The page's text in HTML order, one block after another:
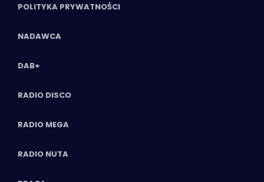
POLITYKA PRYWATNOŚCI
NADAWCA
DAB+
RADIO DISCO
RADIO MEGA
RADIO NUTA